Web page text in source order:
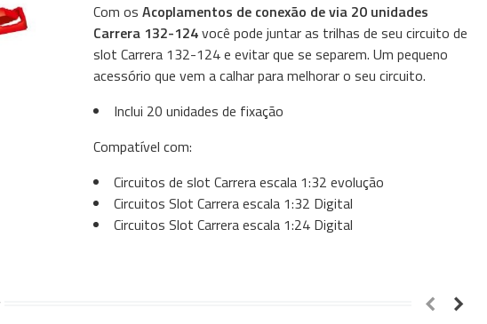
Com osAcoplamentos de conexão de via 20 unidades
Carrera 132-124você pode juntar as trilhas de seu circuito de
slot Carrera 132-124 e evitar que se separem. Um pequeno
acessório que vem a calhar para melhorar o seu circuito.
Inclui 20 unidades de fixação
Compatível com:
Circuitos de slot Carrera escala 1:32 evolução
Circuitos Slot Carrera escala 1:32 Digital
Circuitos Slot Carrera escala 1:24 Digital